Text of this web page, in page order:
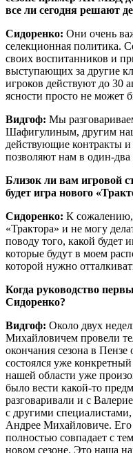
все ли сегодня решают
Сидоренко: Они очень
селекционная политика.
своих воспитанников и
выступающих за другие
игроков действуют до 30
ясности просто не может
Видгоф: Мы
Шафигулиным, другим
действующие контракты
позволяют нам в один-два
Близок ли вам игровой
будет игра нового
Сидоренко: К сожалению,
«Трактора» и не могу
поводу того, какой будет
которые будут в моем
которой нужно
Когда руководство
Сидоренко?
Видгоф: Около двух
Михайловичем провели
окончания сезона в Пензе
состоялся уже
нашей области уже
было вести какой-то
разговаривали и с
с другими
Андрее Михайловиче.
полностью совпадает с
новом сезоне. Это наша